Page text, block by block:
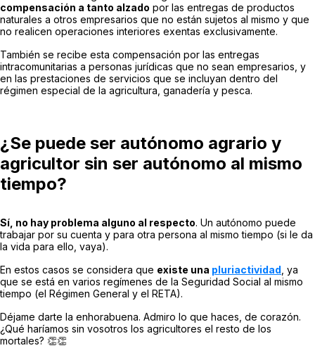
compensación a tanto alzado por las entregas de productos
naturales a otros empresarios que no están sujetos al mismo y que
no realicen operaciones interiores exentas exclusivamente.
También se recibe esta compensación por las entregas
intracomunitarias a personas jurídicas que no sean empresarios, y
en las prestaciones de servicios que se incluyan dentro del
régimen especial de la agricultura, ganadería y pesca.
¿Se puede ser autónomo agrario y
agricultor sin ser autónomo al mismo
tiempo?
Sí, no hay problema alguno al respecto. Un autónomo puede
trabajar por su cuenta y para otra persona al mismo tiempo (si le da
la vida para ello, vaya).
En estos casos se considera que existe una pluriactividad , ya
que se está en varios regímenes de la Seguridad Social al mismo
tiempo (el Régimen General y el RETA).
Déjame darte la enhorabuena. Admiro lo que haces, de corazón.
¿Qué haríamos sin vosotros los agricultores el resto de los
mortales? 👏👏